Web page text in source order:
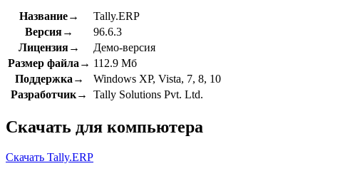
Название→
Tally.ERP
Версия→
96.6.3
Лицензия→
Демо-версия
Размер файла→ 112.9 Мб
Поддержка→
Windows XP, Vista, 7, 8, 10
Разработчик→
Tally Solutions Pvt. Ltd.
Скачать для компьютера
Скачать Tally.ERP